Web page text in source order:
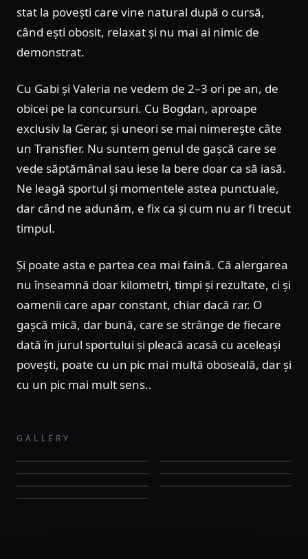
stat la povești care vine natural după o cursă,
când ești obosit, relaxat și nu mai ai nimic de
demonstrat.
Cu Gabi și Valeria ne vedem de 2–3 ori pe an, de
obicei pe la concursuri. Cu Bogdan, aproape
exclusiv la Gerar, și uneori se mai nimerește câte
un Transfier. Nu suntem genul de gașcă care se
vede săptămânal sau iese la bere doar ca să iasă.
Ne leagă sportul și momentele astea punctuale,
dar când ne adunăm, e fix ca și cum nu ar fi trecut
timpul.
Și poate asta e partea cea mai faină. Că alergarea
nu înseamnă doar kilometri, timpi și rezultate, ci și
oamenii care apar constant, chiar dacă rar. O
gașcă mică, dar bună, care se strânge de fiecare
dată în jurul sportului și pleacă acasă cu aceleași
povești, poate cu un pic mai multă oboseală, dar și
cu un pic mai mult sens..
GALLERY